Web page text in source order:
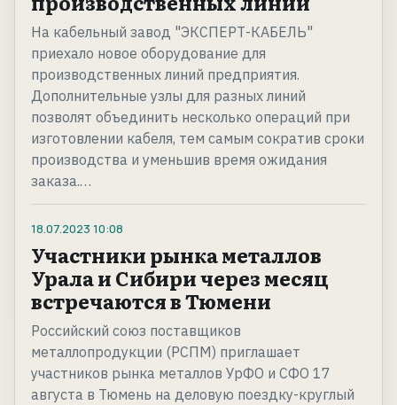
На кабельный завод "ЭКСПЕРТ-КАБЕЛЬ"
приехало новое оборудование для
производственных линий предприятия.
Дополнительные узлы для разных линий
позволят объединить несколько операций при
изготовлении кабеля, тем самым сократив сроки
производства и уменьшив время ожидания
заказа.…
18.07.2023 10:08
Участники рынка металлов
Урала и Сибири через месяц
встречаются в Тюмени
Российский союз поставщиков
металлопродукции (РСПМ) приглашает
участников рынка металлов УрФО и СФО 17
августа в Тюмень на деловую поездку-круглый